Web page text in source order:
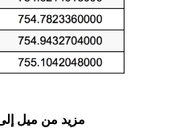
مزيد من ميل